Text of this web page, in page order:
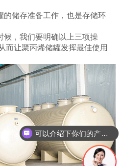
的储存准备工作，也是存储环
候，我们要明确以上三项操
而让聚丙烯储罐发挥最佳使用
可以介绍下你们的产品么